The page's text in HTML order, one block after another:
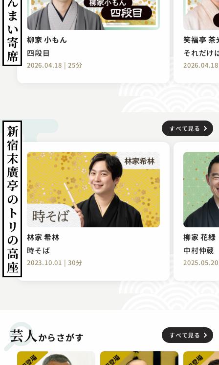
柳家 小もん
四段目
2026.04.18 | 25分
笑福亭 茶
それだけ
新宿末廣亭のトリの高座 すべて見る
林家 希林
時そば
2023.10.01 | 30分
柳家 花緑
中村仲蔵
芸人からさがす すべて見る